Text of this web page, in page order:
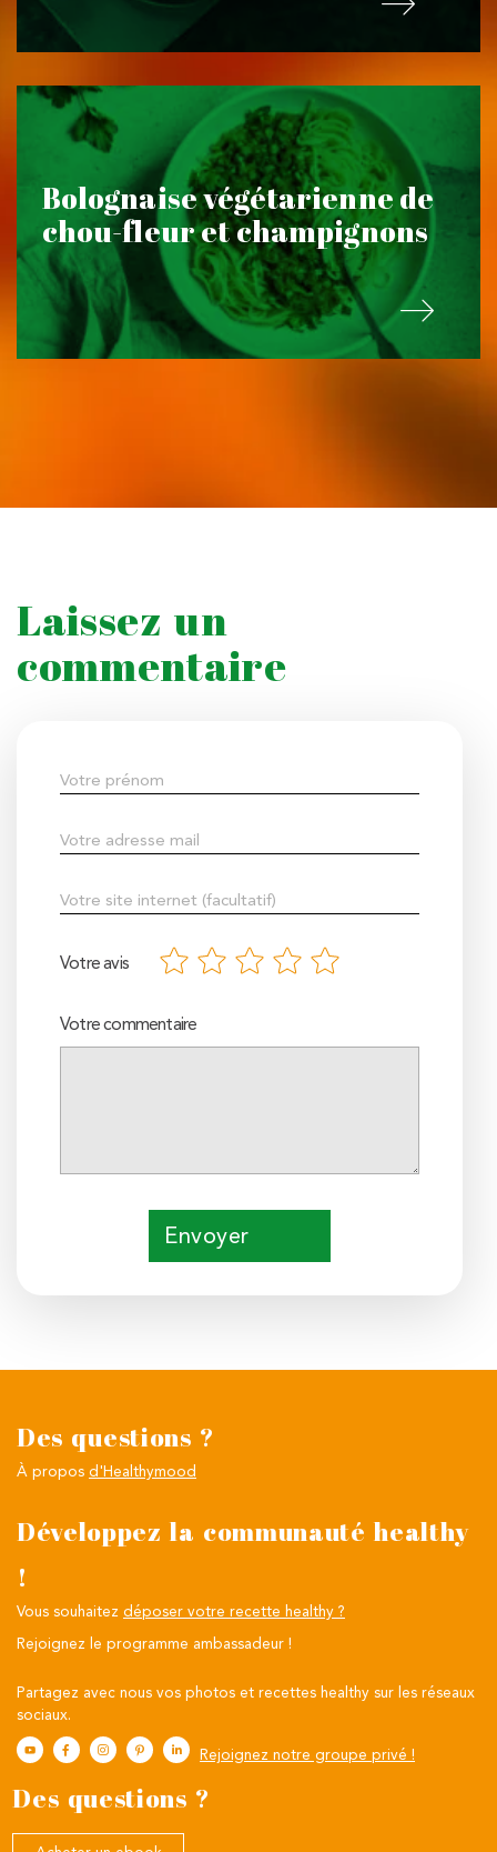
Bolognaise végétarienne de
chou-fleur et champignons
Laissez un
commentaire
Votre avis
Votre commentaire
Envoyer
Des questions ?
À propos d'Healthymood
Développez la communauté healthy
!
Vous souhaitez déposer votre recette healthy ?
Rejoignez le programme ambassadeur !
Partagez avec nous vos photos et recettes healthy sur les réseaux
sociaux.
Rejoignez notre groupe privé !
Des questions ?